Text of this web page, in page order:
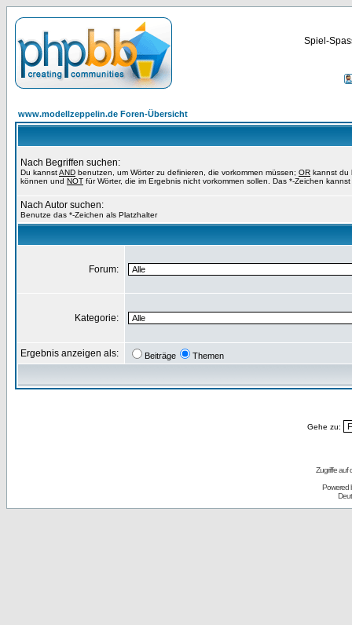
Spiel-
www.modellzeppelin.de Foren-Übersicht
Nach Begriffen suchen:
Du kannstAND benutzen, um Wörter zu definieren, die vorkommen müssen; OR kannst du
können und NOT für Wörter, die im Ergebnis nicht vorkommen sollen. Das *-Zeichen
Nach Autor suchen:
Benutze das *-Zeichen als Platzhalter
Forum:
Kategorie:
Ergebnis anzeigen als: Beiträge Themen
Gehe zu:
Zugriffe auf
Powered